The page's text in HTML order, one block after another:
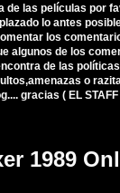
de las películas por
lo antes
los
algunos de los
de las
o
gracias ( EL STAFF
1989